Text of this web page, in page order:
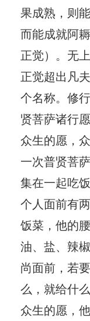
果成熟，则
而能成就阿
正觉）。无
正觉超出凡
个名称。修
贤菩萨诸行
众生的愿，
一次普贤菩
集在一起吃
个人面前有
饭菜，他的
油、盐、辣
尚面前，若
么，就给什
众生的愿，